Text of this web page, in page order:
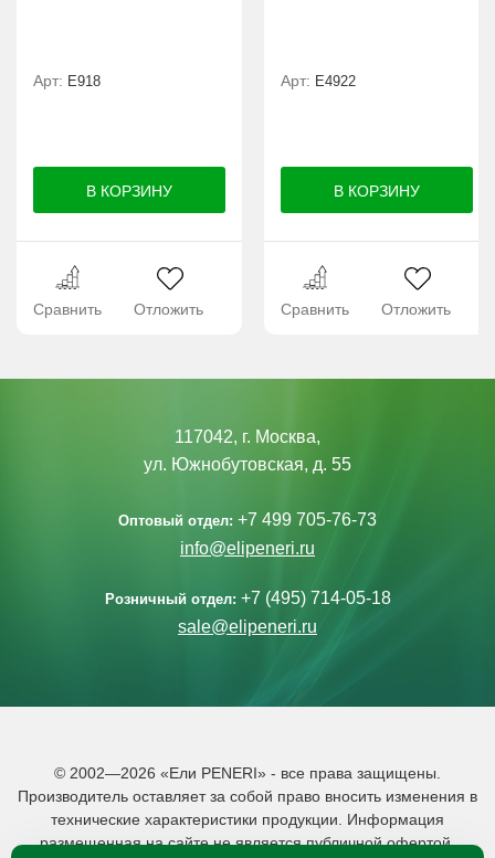
Арт: E918
Сравнить Отложить
Арт: Е4922
Сравнить Отложить
117042, г. Москва,
ул. Южнобутовская, д. 55
Оптовый отдел: +7 499 705-76-73
info@elipeneri.ru
Розничный отдел: +7 (495) 714-05-18
sale@elipeneri.ru
© 2002—2026 «Ели PENERI» - все права защищены.
Производитель оставляет за собой право вносить изменения в
технические характеристики продукции. Информация
размещенная на сайте не является публичной офертой.